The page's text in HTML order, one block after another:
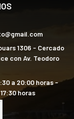
1306 - Cercado
con Av. Teodoro
a 20:00 horas -
horas